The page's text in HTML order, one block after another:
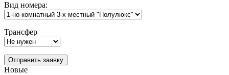
Вид номера:
Трансфер
Отправить заявку
Новые